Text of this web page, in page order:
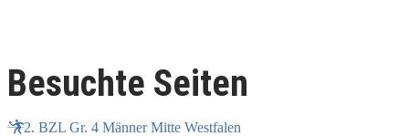
Besuchte Seiten
2. BZL Gr. 4 Männer Mitte Westfalen